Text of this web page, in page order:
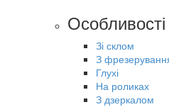
Особливості
Зі склом
З
Глухі
На роликах
З дзеркалом